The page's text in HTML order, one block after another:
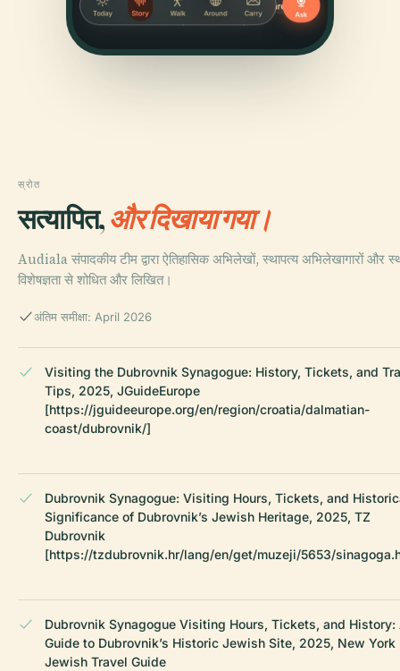
स्रोत
सत्यापित,और दिखाया गया।
Audiala संपादकीय टीम द्वारा ऐतिहासिक अभिलेखों, स्थापत्य अभिलेखागारों और
विशेषज्ञता से शोधित और लिखित।
अंतिम समीक्षा: April 2026
Visiting the Dubrovnik Synagogue: History, Tickets, and
Tips, 2025, JGuideEurope
[https://jguideeurope.org/en/region/croatia/dalmatian-
coast/dubrovnik/]
Dubrovnik Synagogue: Visiting Hours, Tickets, and
Significance of Dubrovnik’s Jewish Heritage, 2025, TZ
Dubrovnik
[https://tzdubrovnik.hr/lang/en/get/muzeji/5653/
Dubrovnik Synagogue Visiting Hours, Tickets, and History:
Guide to Dubrovnik’s Historic Jewish Site, 2025, New York
Jewish Travel Guide